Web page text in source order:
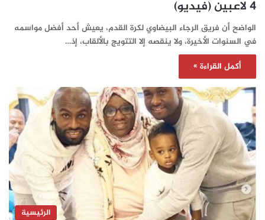
4 لاعبين (فيديو)
الواضح أن فريق الرجاء البيضاوي لكرة القدم، يعيش أحد أفضل مواسمه
في السنوات الأخيرة، ولا ينقصه إلا التتويج بالألقاب، إذ…
أكمل القراءة »
الرئيسية